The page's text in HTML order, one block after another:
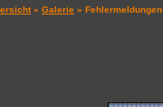
» Galerie » Fehlermeldungen